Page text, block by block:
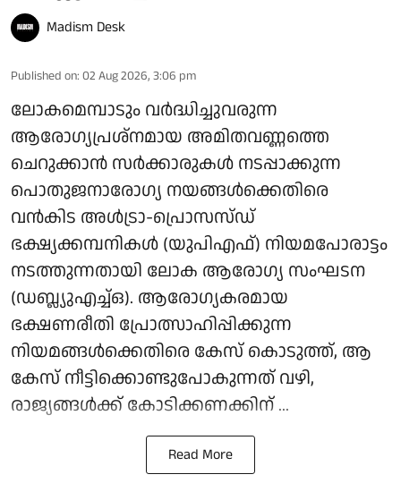
Madism Desk
Published on: 02 Aug 2026, 3:06 pm
ലോകമെമ്പാടും വര്‍ദ്ധിച്ചുവരുന്ന
ആരോഗ്യപ്രശ്‌നമായ അമിതവണ്ണത്തെ
ചെറുക്കാന്‍ സര്‍ക്കാരുകള്‍ നടപ്പാക്കുന്ന
പൊതുജനാരോഗ്യ നയങ്ങള്‍ക്കെതിരെ
വന്‍കിട അള്‍ട്രാ-പ്രൊസസ്ഡ്
ഭക്ഷ്യക്കമ്പനികള്‍ (യുപിഎഫ്) നിയമപോരാട്ടം
നടത്തുന്നതായി ലോക ആരോഗ്യ സംഘടന
(ഡബ്ല്യുഎച്ച്ഒ). ആരോഗ്യകരമായ
ഭക്ഷണരീതി പ്രോത്സാഹിപ്പിക്കുന്ന
നിയമങ്ങള്‍ക്കെതിരെ കേസ് കൊടുത്ത്, ആ
കേസ് നീട്ടിക്കൊണ്ടുപോകുന്നത് വഴി,
രാജ്യങ്ങള്‍ക്ക് കോടിക്കണക്കിന് ...
Read More